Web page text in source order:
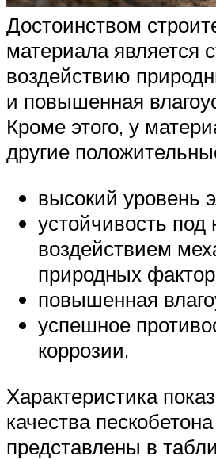
Достоинством
материала является
воздействию
и повышенная
Кроме этого, у
другие
высокий уровень
устойчивость под
воздействием
природных
повышенная
успешное
коррозии.
Характеристика
качества
представлены в